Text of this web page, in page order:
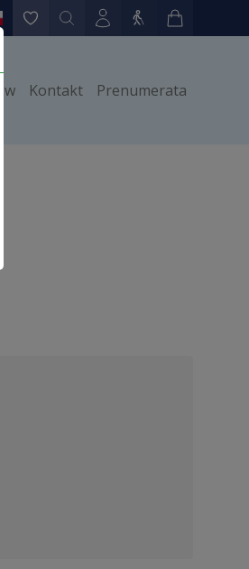
Kontakt Prenumerata